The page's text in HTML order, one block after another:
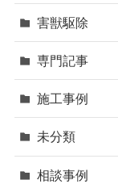
害獣駆除
専門記事
施工事例
未分類
相談事例